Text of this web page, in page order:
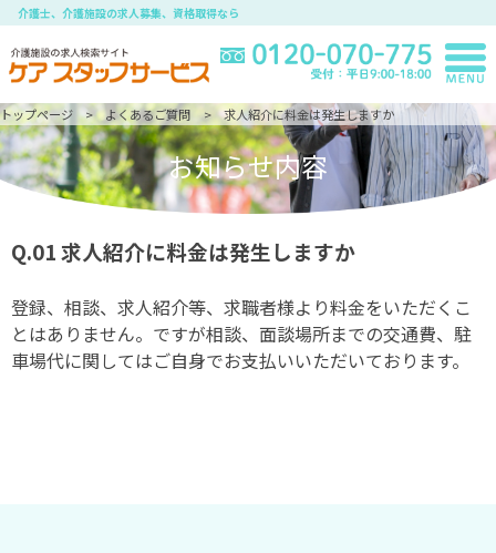
介護士、介護施設の求人募集、資格取得なら
トップページ よくあるご質問 求人紹介に料金は発生しますか
お知らせ内容
Q.01求人紹介に料金は発生しますか
登録、相談、求人紹介等、求職者様より料金をいただくこ
とはありません。ですが相談、面談場所までの交通費、駐
車場代に関してはご自身でお支払いいただいております。